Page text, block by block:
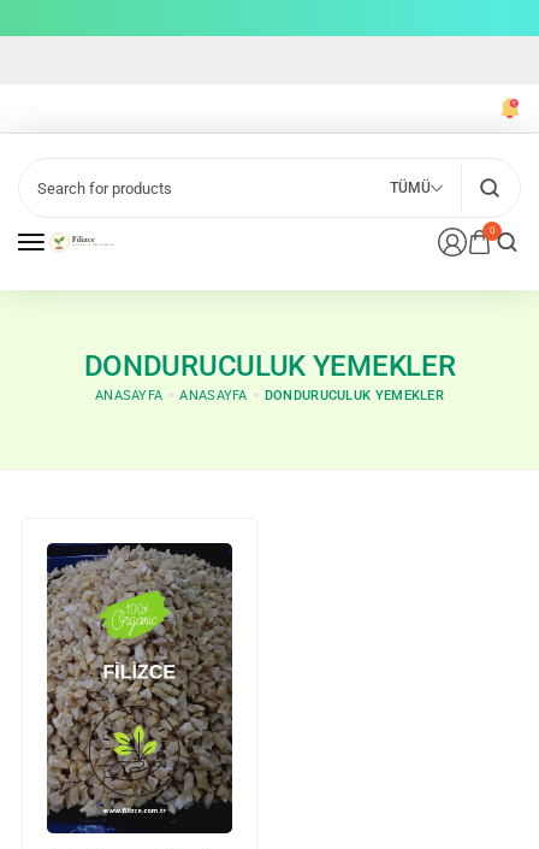
0
TÜMÜ
DONDURUCULUK YEMEKLER
ANASAYFA ANASAYFA DONDURUCULUK YEMEKLER